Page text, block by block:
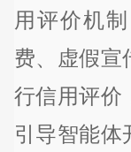
用评价机
费、虚假宣
行信用评价
引导智能体